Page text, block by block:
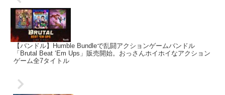
【バンドル】Humble Bundleで乱闘アクションゲームバンドル
「Brutal Beat ‘Em Ups」販売開始。おっさんホイホイなアクション
ゲーム全7タイトル